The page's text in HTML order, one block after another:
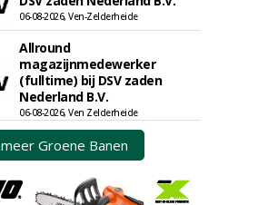
06-08-2026, Ven-Zelderheide
Allround
magazijnmedewerker
(fulltime) bij DSV zaden
Nederland B.V.
06-08-2026, Ven Zelderheide
meer Groene Banen